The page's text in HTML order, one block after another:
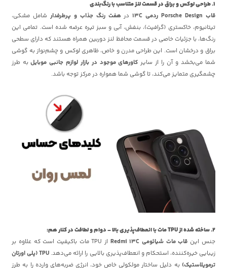
1. طراحی لوکس و براق در قسمت لنز متناسب با رنگ‌بندی
قاب Porsche Design ردمی 13C
در هفت رنگ جذاب و پرطرفدارشامل مشکی،
تیتانیوم، خاکستری (گرافیت)، بنفش، آبی و سبز تیره عرضه شده است. تمامی این
رنگ‌ها، با جزئیات خاصی در قسمت محافظ لنز دوربین همراه هستند که دارای سطحی
براق و درخشان است. این طراحی مدرن و خاص، ظاهری لوکس و چشم‌نواز به گوشی
شما می‌بخشد و آن را از سایر کاورهای موجود در بازار لوازم جانبی موبایلبه طرز
چشمگیری متمایز می‌کند، تا گوشی شما همواره در مرکز توجه باشد.
2. ساخته شده از TPU مات با انعطاف‌پذیری بالا – دوام و لطافت در کنار هم:
جنس این قاب مات شیائومی Redmi 13C از
TPU مات باکیفیت است که علاوه بر
زیبایی خیره‌کننده، استحکام و انعطاف‌پذیری بالایی را ارائه می‌دهد.
TPU (پلی اورتان
ترموپلاستیک) به دلیل ساختار مولکولی خاص خود، انرژی ضربه‌های وارده را به طرز